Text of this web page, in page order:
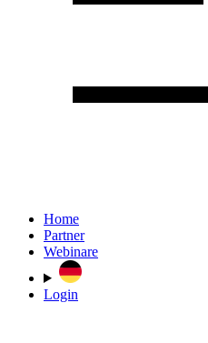
Home
Partner
Webinare
Login